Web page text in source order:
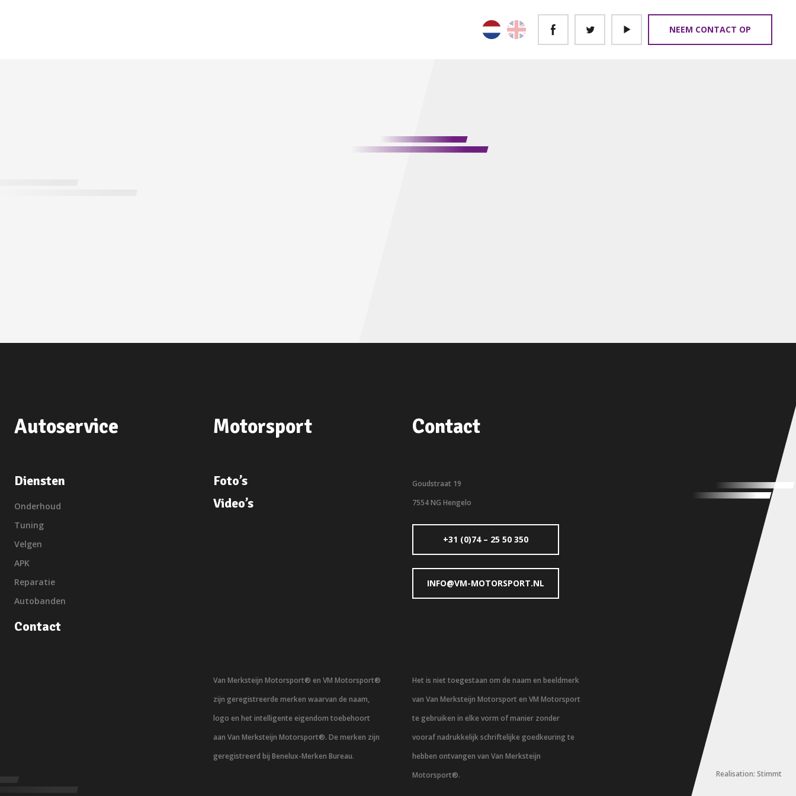
NEEM CONTACT OP
Autoservice
Diensten
Onderhoud
Tuning
Velgen
APK
Reparatie
Autobanden
Contact
Motorsport
Foto’s
Video’s
Contact
Goudstraat 19
7554 NG Hengelo
+31 (0)74 – 25 50 350
INFO@VM-MOTORSPORT.NL
Van Merksteijn Motorsport® en VM Motorsport®
zijn geregistreerde merken waarvan de naam,
logo en het intelligente eigendom toebehoort
aan Van Merksteijn Motorsport®. De merken zijn
geregistreerd bij Benelux-Merken Bureau.
Het is niet toegestaan om de naam en beeldmerk
van Van Merksteijn Motorsport en VM Motorsport
te gebruiken in elke vorm of manier zonder
vooraf nadrukkelijk schriftelijke goedkeuring te
hebben ontvangen van Van Merksteijn
Motorsport®.
Realisation: Stimmt